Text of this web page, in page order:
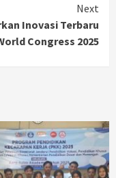
Next
Inovasi Terbaru
Congress 2025